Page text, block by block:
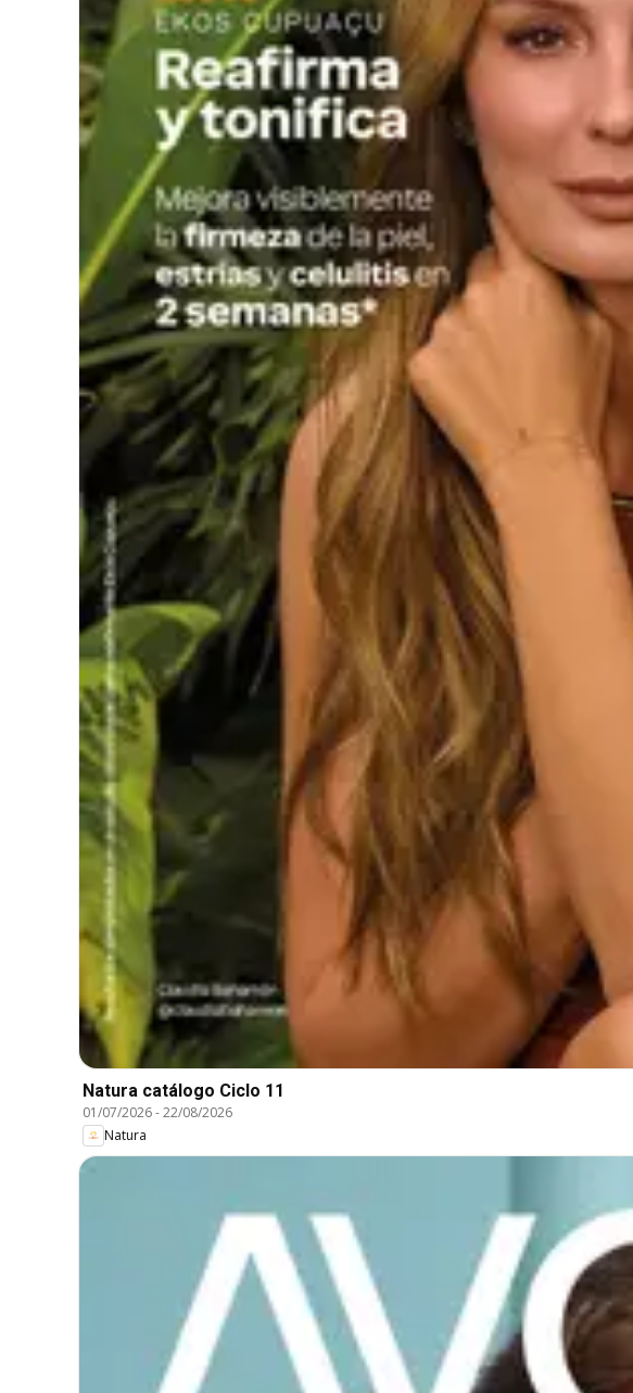
Natura catálogo Ciclo 11
01/07/2026-22/08/2026
Natura